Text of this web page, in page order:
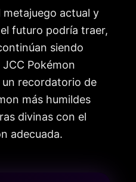
actual y
futuro podría traer,
siendo
Pokémon
un recordatorio de
más humildes
divinas con el
adecuada.